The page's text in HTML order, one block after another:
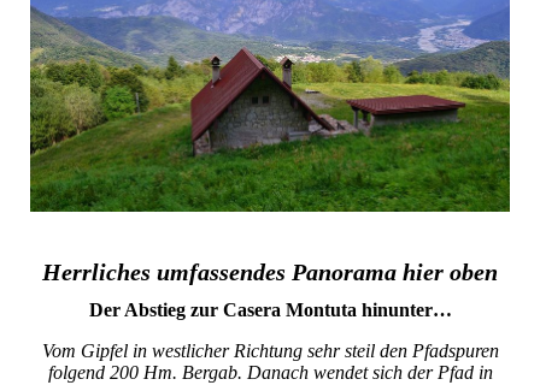
Herrliches umfassendes Panorama hier oben
Der Abstieg zur Casera Montuta hinunter…
Vom Gipfel in westlicher Richtung sehr steil den Pfadspuren
folgend 200 Hm. Bergab. Danach wendet sich der Pfad in